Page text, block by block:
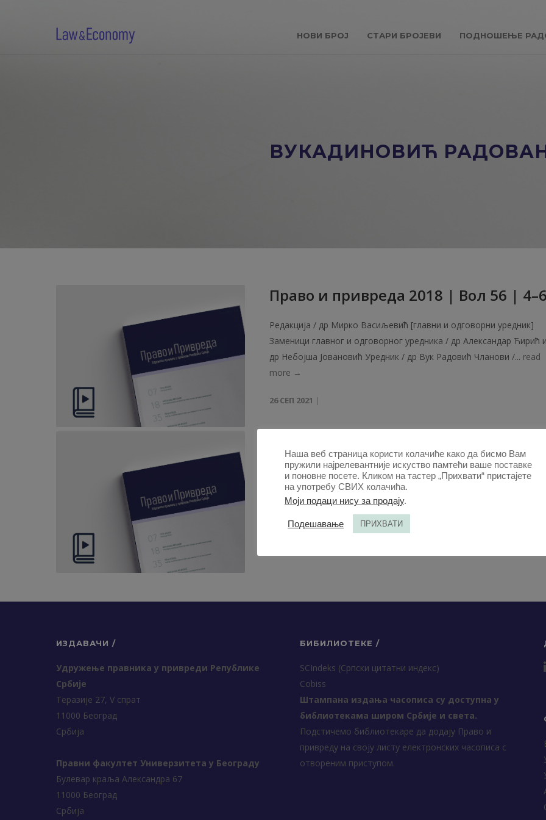
НОВИ БРОЈ СТАРИ БРОЈЕВИ ПОДНОШЕЊЕ
ВУКАДИНОВИЋ
Право и привреда 2018 | Вол 56 | 4–6
Редакција / др Мирко Васиљевић [главни и одговорни уредник]
Заменици главног и одговорног уредника / др Александар Ћирић и
др Небојша Јовановић Уредник / др Вук Радовић Чланови /... read
more →
26 СЕП 2021
Редакција / др Мирко Васиљевић [главни и одговорни уредник]
Заменици главног и одговорног уредника / др Александар Ћирић и
др Небојша Јовановић Уредник / др Вук Радовић Чланови /...
more →
ИЗДАВАЧИ /
Удружење правника у привреди Републике
Србије
Теразије 27, V спрат
11000 Београд
Србија
Правни факултет Универзитета у Београду
Булевар краља Александра 67
11000 Београд
Србија
БИБИЛИОТЕКЕ /
SCIndeks (Српски цитатни индекс)
Cobiss
Штампана издања часописа су доступна у
библиотекама широм Србије и света.
Подстичемо библиотекаре да додају Право и
привреду на своју листу електронских часописа с
отвореним приступом.
Наша веб страница користи колачиће како да бисмо Вам
пружили најрелевантније искуство памтећи ваше поставке
и поновне посете. Кликом на тастер „Прихвати“ пристајете
на употребу СВИХ колачића.
Моји подаци нису за продају.
Подешавање ПРИХВАТИ